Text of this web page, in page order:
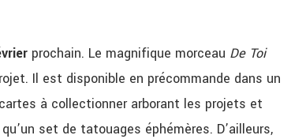
prochain. Le magnifique morceau De Toi
Il est disponible en précommande dans un
à collectionner arborant les projets et
set de tatouages éphémères. D’ailleurs,